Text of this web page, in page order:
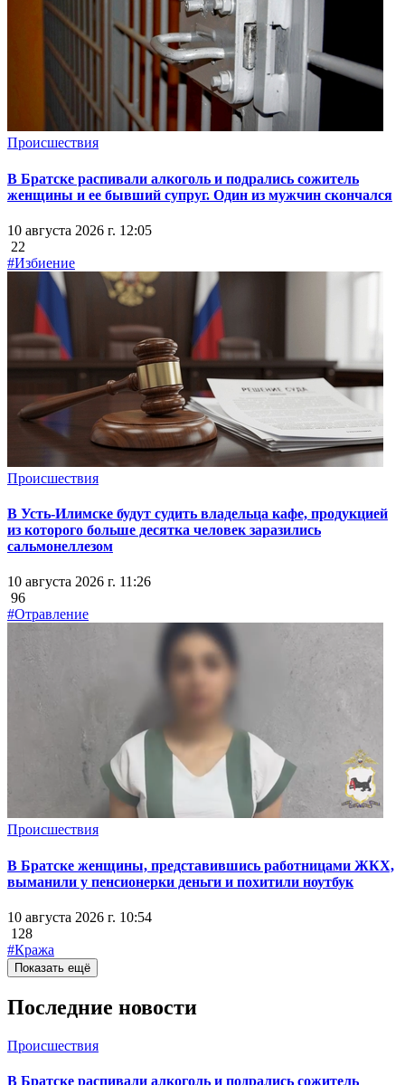
Происшествия
В Братске распивали алкоголь и подрались сожитель
женщины и ее бывший супруг. Один из мужчин скончался
10 августа 2026 г. 12:05
22
#Избиение
Происшествия
В Усть-Илимске будут судить владельца кафе, продукцией
из которого больше десятка человек заразились
сальмонеллезом
10 августа 2026 г. 11:26
96
#Отравление
Происшествия
В Братске женщины, представившись работницами ЖКХ,
выманили у пенсионерки деньги и похитили ноутбук
10 августа 2026 г. 10:54
128
#Кража
Показать ещё
Последние новости
Происшествия
В Братске распивали алкоголь и подрались сожитель